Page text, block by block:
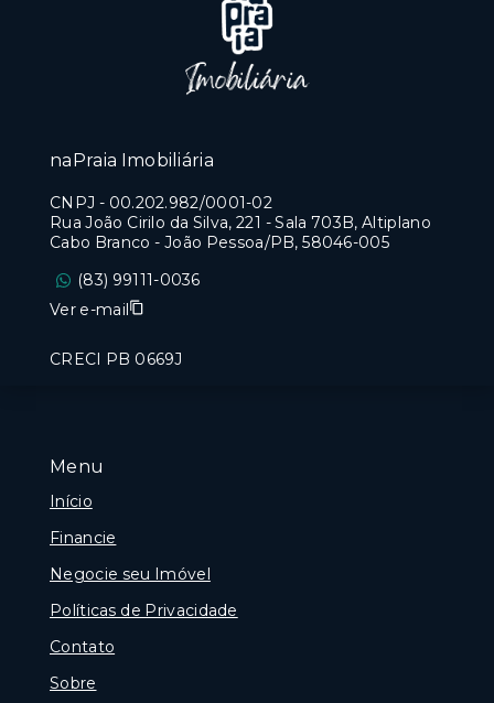
Menu
Início
Financie
Negocie seu Imóvel
Políticas de Privacidade
Contato
Sobre
naPraia Imobiliária
CNPJ - 00.202.982/0001-02
Rua João Cirilo da Silva, 221 - Sala 703B, Altiplano
Cabo Branco - João Pessoa/PB, 58046-005
(83) 99111-0036
Ver e-mail
CRECI PB 0669J